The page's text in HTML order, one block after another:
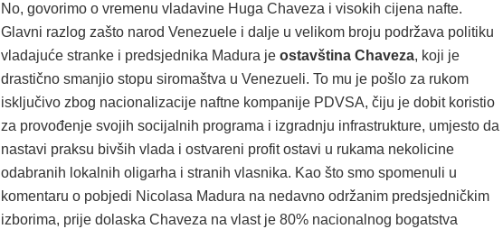
No, govorimo o vremenu vladavine Huga Chaveza i visokih cijena nafte.
Glavni razlog zašto narod Venezuele i dalje u velikom broju podržava politiku
vladajuće stranke i predsjednika Madura je ostavština Chaveza, koji je
drastično smanjio stopu siromaštva u Venezueli. To mu je pošlo za rukom
isključivo zbog nacionalizacije naftne kompanije PDVSA, čiju je dobit koristio
za provođenje svojih socijalnih programa i izgradnju infrastrukture, umjesto da
nastavi praksu bivših vlada i ostvareni profit ostavi u rukama nekolicine
odabranih lokalnih oligarha i stranih vlasnika. Kao što smo spomenuli u
komentaru o pobjedi Nicolasa Madura na nedavno održanim predsjedničkim
izborima, prije dolaska Chaveza na vlast je 80% nacionalnog bogatstva